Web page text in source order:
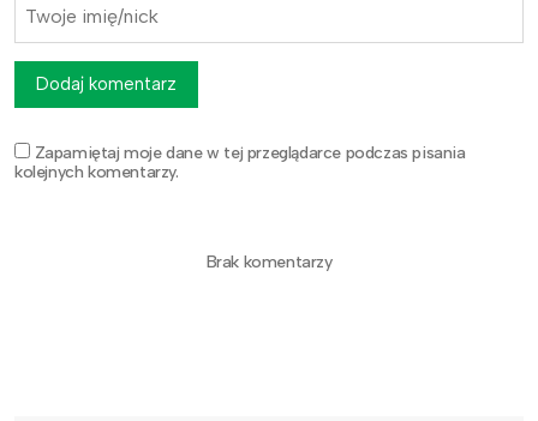
Zapamiętaj moje dane w tej przeglądarce podczas pisania
kolejnych komentarzy.
Dodaj komentarz
Brak komentarzy